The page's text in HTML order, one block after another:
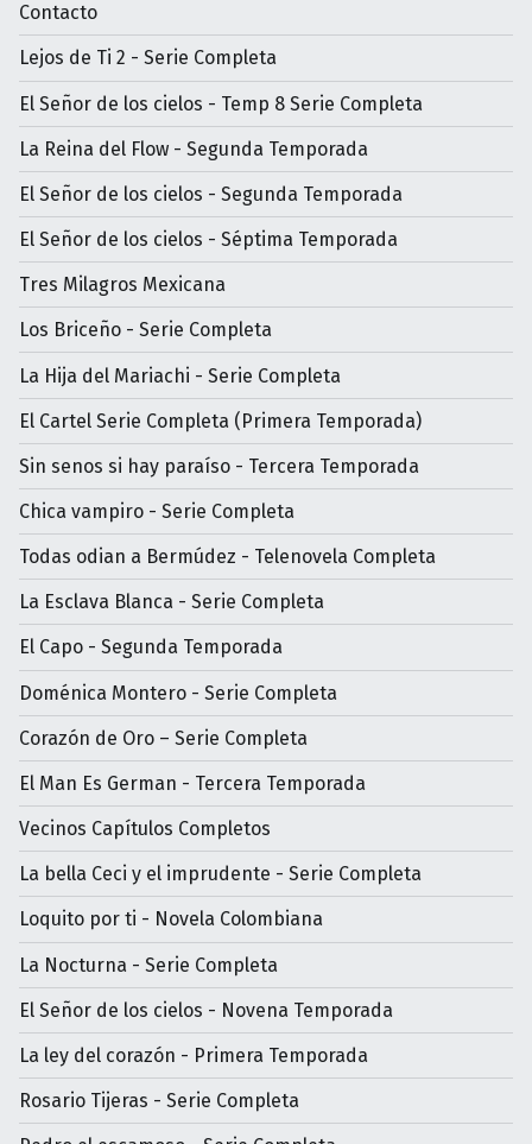
Contacto
Lejos de Ti 2 - Serie Completa
El Señor de los cielos - Temp 8 Serie Completa
La Reina del Flow - Segunda Temporada
El Señor de los cielos - Segunda Temporada
El Señor de los cielos - Séptima Temporada
Tres Milagros Mexicana
Los Briceño - Serie Completa
La Hija del Mariachi - Serie Completa
El Cartel Serie Completa (Primera Temporada)
Sin senos si hay paraíso - Tercera Temporada
Chica vampiro - Serie Completa
Todas odian a Bermúdez - Telenovela Completa
La Esclava Blanca - Serie Completa
El Capo - Segunda Temporada
Doménica Montero - Serie Completa
Corazón de Oro – Serie Completa
El Man Es German - Tercera Temporada
Vecinos Capítulos Completos
La bella Ceci y el imprudente - Serie Completa
Loquito por ti - Novela Colombiana
La Nocturna - Serie Completa
El Señor de los cielos - Novena Temporada
La ley del corazón - Primera Temporada
Rosario Tijeras - Serie Completa